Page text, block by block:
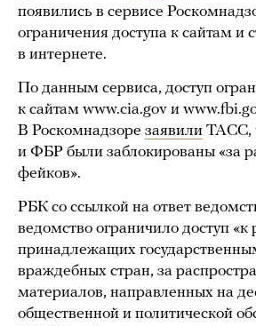
появились в сервисе
ограничения доступа к сайтам и
в интернете.
По данным сервиса, доступ
к сайтам www.cia.gov и
В Роскомнадзоре заявили ТАСС,
и ФБР были заблокированы «за
фейков».
РБК со ссылкой на ответ
ведомство ограничило доступ «к
принадлежащих
враждебных стран, за
материалов, направленных на
общественной и политической